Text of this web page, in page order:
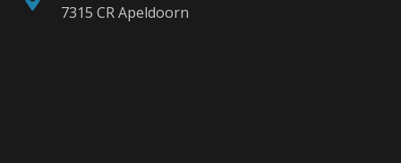
7315 CR Apeldoorn